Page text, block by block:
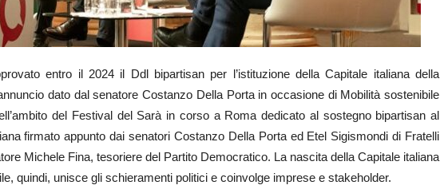
entro il 2024 il Ddl bipartisan per l’istituzione della Capitale italiana della
dato dal senatore Costanzo Della Porta in occasione di Mobilità sostenibile
del Festival del Sarà in corso a Roma dedicato al sostegno bipartisan al
firmato appunto dai senatori Costanzo Della Porta ed Etel Sigismondi di Fratelli
Michele Fina, tesoriere del Partito Democratico. La nascita della Capitale italiana
quindi, unisce gli schieramenti politici e coinvolge imprese e stakeholder.